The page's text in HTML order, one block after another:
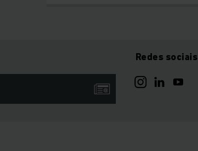
Redes sociais